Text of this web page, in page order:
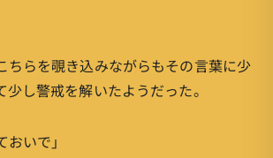
ちらを覗き込みながらもその言葉に少
少し警戒を解いたようだった。
おいで」